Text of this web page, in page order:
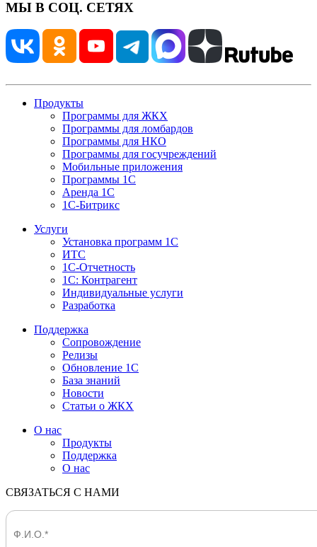
МЫ В СОЦ. СЕТЯХ
Продукты
Программы для ЖКХ
Программы для ломбардов
Программы для НКО
Программы для госучреждений
Мобильные приложения
Программы 1С
Аренда 1С
1С-Битрикс
Услуги
Установка программ 1С
ИТС
1С-Отчетность
1С: Контрагент
Индивидуальные услуги
Разработка
Поддержка
Сопровождение
Релизы
Обновление 1С
База знаний
Новости
Статьи о ЖКХ
О нас
Продукты
Поддержка
О нас
СВЯЗАТЬСЯ С НАМИ